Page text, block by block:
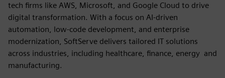
tech firms like AWS, Microsoft, and Google Cloud to drive
digital transformation. With a focus on AI-driven
automation, low-code development, and enterprise
modernization, SoftServe delivers tailored IT solutions
across industries, including healthcare, finance, energy and
manufacturing.